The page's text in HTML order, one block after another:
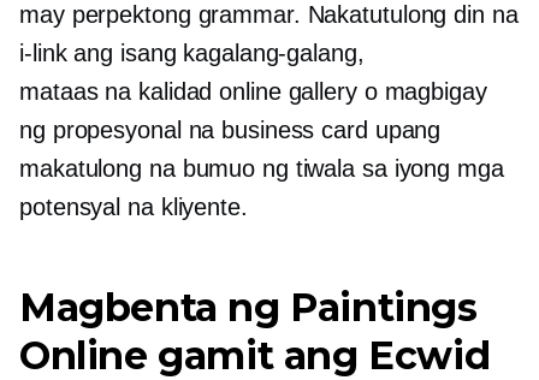
may perpektong grammar. Nakatutulong din na
i-link ang isang kagalang-galang,
mataas na kalidad online gallery o magbigay
ng propesyonal na business card upang
makatulong na bumuo ng tiwala sa iyong mga
potensyal na kliyente.
Magbenta ng Paintings
Online gamit ang Ecwid